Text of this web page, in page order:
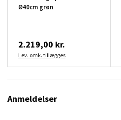
Ø40cm grøn
2.219,00 kr.
Lev. omk. tillægges
Anmeldelser